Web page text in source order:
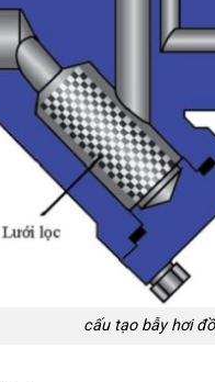
cấu tạo bẫy hơi